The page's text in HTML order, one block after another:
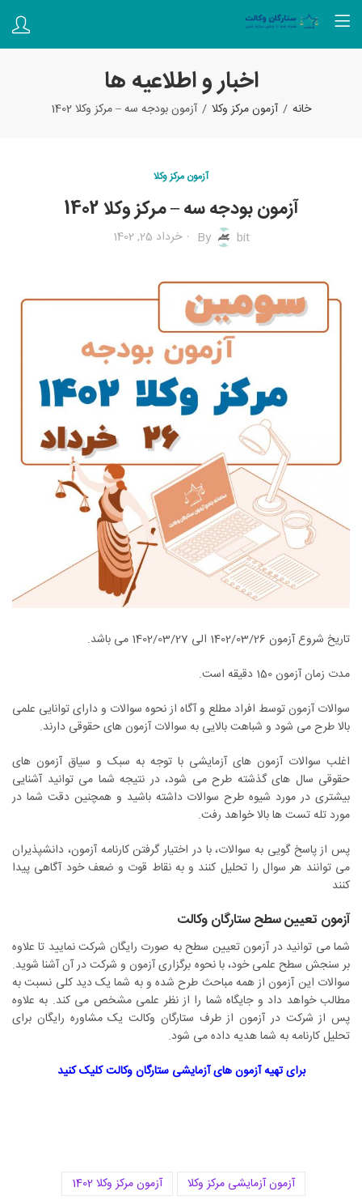
اخبار و اطلاعیه ها
خانه آزمون مرکز وکلا آزمون بودجه سه – مرکز وکلا 1402
آزمون مرکز وکلا
آزمون بودجه سه – مرکز وکلا 1402
By bit خرداد 25, 1402
تاریخ شروع آزمون 1402/03/26 الی 1402/03/27 می باشد.
مدت زمان آزمون 150 دقیقه است.
سوالات آزمون توسط افراد مطلع و آگاه از نحوه سوالات و دارای توانایی علمی
بالا طرح می شود و شباهت بالایی به سوالات آزمون های حقوقی دارند.
اغلب سوالات آزمون های آزمایشی با توجه به سبک و سیاق آزمون های
حقوقی سال های گذشته طرح می شود، در نتیجه شما می توانید آشنایی
بیشتری در مورد شیوه طرح سوالات داشته باشید و همچنین دقت شما در
مورد تله تست ها بالا خواهد رفت.
پس از پاسخ گویی به سوالات، با در اختیار گرفتن کارنامه آزمون، دانشپذیران
می توانند هر سوال را تحلیل کنند و به نقاط قوت و ضعف خود آگاهی پیدا
کنند
آزمون تعیین سطح ستارگان وکالت
شما می توانید در آزمون تعیین سطح به صورت رایگان شرکت نمایید تا علاوه
بر سنجش سطح علمی خود، با نحوه برگزاری آزمون و شرکت در آن آشنا شوید.
سوالات این آزمون از همه مباحث طرح شده و به شما یک دید کلی نسبت به
مطالب خواهد داد و جایگاه شما را از نظر علمی مشخص می کند. به علاوه
پس از شرکت در آزمون از طرف ستارگان وکالت یک مشاوره رایگان برای
تحلیل کارنامه به شما هدیه داده می شود.
برای تهیه آزمون های آزمایشی ستارگان وکالت کلیک کنید
آزمون آزمایشی مرکز وکلا آزمون مرکز وکلا 1402